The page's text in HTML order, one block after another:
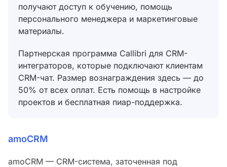
получают доступ к обучению, помощь
персонального менеджера и маркетинговые
материалы.
Партнерская программа Callibri для CRM-
интеграторов, которые подключают клиентам
CRM-чат. Размер вознаграждения здесь — до
50% от всех оплат. Есть помощь в настройке
проектов и бесплатная пиар-поддержка.
amoCRM
amoCRM — CRM-система, заточенная под